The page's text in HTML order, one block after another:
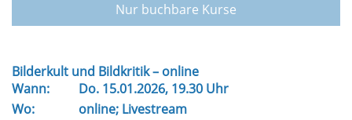
Nur buchbare Kurse
Bilderkult und Bildkritik – online
Wann:
Do. 15.01.2026, 19.30 Uhr
Wo:
online; Livestream